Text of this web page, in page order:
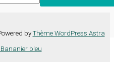
by Thème WordPress Astra
Bananier bleu